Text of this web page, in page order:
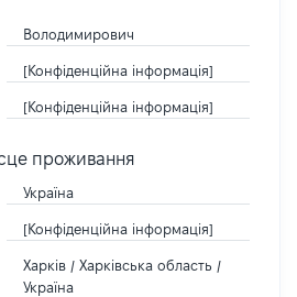
Володимирович
[Конфіденційна інформація]
[Конфіденційна інформація]
проживання
Україна
[Конфіденційна інформація]
Харків / Харківська область /
Україна